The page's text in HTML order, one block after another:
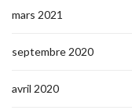
mars 2021
septembre 2020
avril 2020